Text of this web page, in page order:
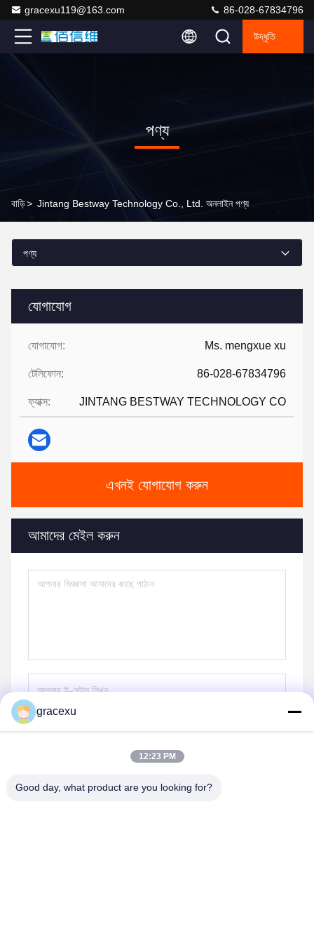
gracexu119@163.com 86-028-67834796
উদ্ধৃতি
পণ্য
বাড়ি> Jintang Bestway Technology Co., Ltd. অনলাইন পণ্য
যোগাযোগ
যোগাযোগ: Ms. mengxue xu
টেলিফোন: 86-028-67834796
ফ্যাক্স: JINTANG BESTWAY TECHNOLOGY CO
এখনই যোগাযোগ করুন
আমাদের মেইল করুন
পাঠান
পণ্য
gracexu
12:23 PM
Good day, what product are you looking for?